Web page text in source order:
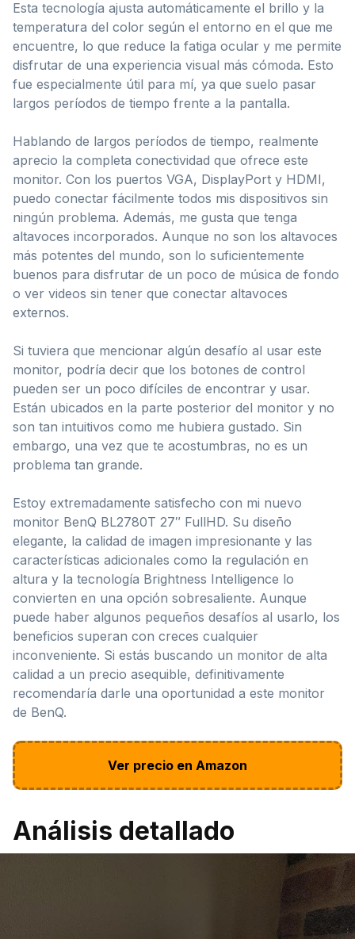
Esta tecnología ajusta automáticamente el brillo y la
temperatura del color según el entorno en el que me
encuentre, lo que reduce la fatiga ocular y me permite
disfrutar de una experiencia visual más cómoda. Esto
fue especialmente útil para mí, ya que suelo pasar
largos períodos de tiempo frente a la pantalla.
Hablando de largos períodos de tiempo, realmente
aprecio la completa conectividad que ofrece este
monitor. Con los puertos VGA, DisplayPort y HDMI,
puedo conectar fácilmente todos mis dispositivos sin
ningún problema. Además, me gusta que tenga
altavoces incorporados. Aunque no son los altavoces
más potentes del mundo, son lo suficientemente
buenos para disfrutar de un poco de música de fondo
o ver videos sin tener que conectar altavoces
externos.
Si tuviera que mencionar algún desafío al usar este
monitor, podría decir que los botones de control
pueden ser un poco difíciles de encontrar y usar.
Están ubicados en la parte posterior del monitor y no
son tan intuitivos como me hubiera gustado. Sin
embargo, una vez que te acostumbras, no es un
problema tan grande.
Estoy extremadamente satisfecho con mi nuevo
monitor BenQ BL2780T 27″ FullHD. Su diseño
elegante, la calidad de imagen impresionante y las
características adicionales como la regulación en
altura y la tecnología Brightness Intelligence lo
convierten en una opción sobresaliente. Aunque
puede haber algunos pequeños desafíos al usarlo, los
beneficios superan con creces cualquier
inconveniente. Si estás buscando un monitor de alta
calidad a un precio asequible, definitivamente
recomendaría darle una oportunidad a este monitor
de BenQ.
Ver precio en Amazon
Análisis detallado